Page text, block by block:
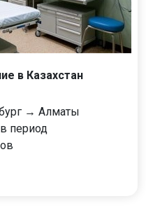
в Казахстан
→ Алматы
период